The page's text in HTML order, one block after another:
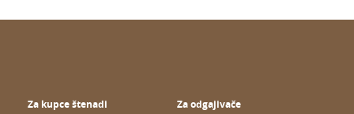
Za kupce štenadi Za odgajivače